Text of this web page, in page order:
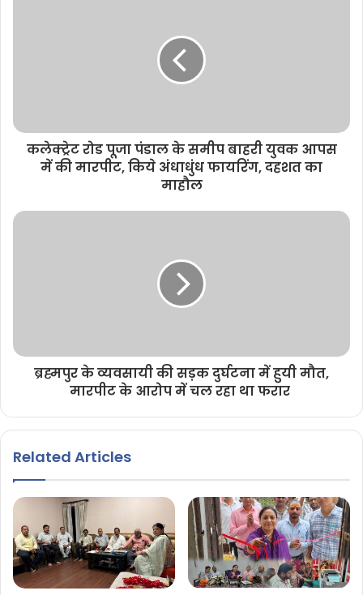
कलेक्ट्रेट रोड पूजा पंडाल के समीप बाहरी युवक आपस
में की मारपीट, किये अंधाधुंध फायरिंग, दहशत का
माहौल
ब्रह्मपुर के व्यवसायी की सड़क दुर्घटना में हुयी मौत,
मारपीट के आरोप में चल रहा था फरार
Related Articles